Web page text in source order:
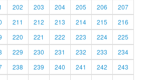
202 203 204 205 206
207
211 212 213 214 215
216
220 221 222 223 224
225
229 230 231 232 233
234
238 239 240 241 242
243